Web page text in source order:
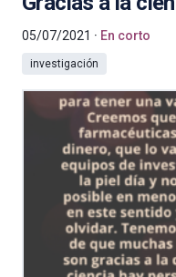
05/07/2021 En corto
investigación